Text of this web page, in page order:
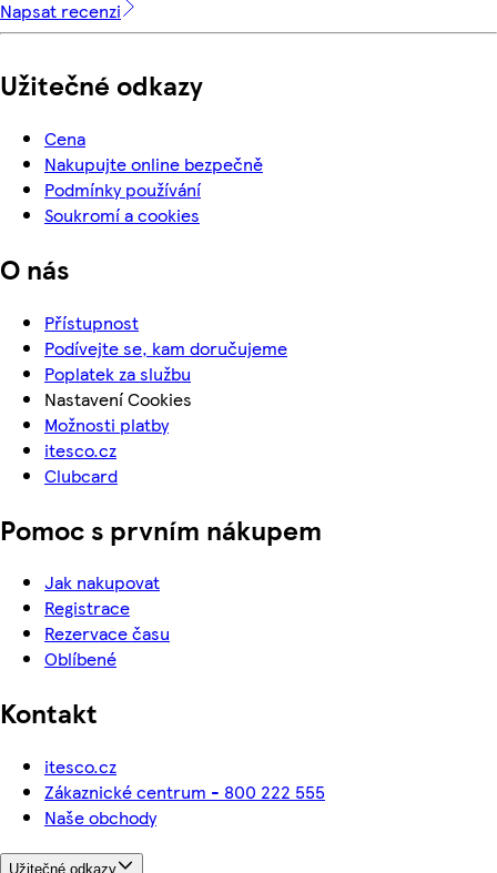
Napsat recenzi
Užitečné odkazy
Cena
Nakupujte online bezpečně
Podmínky používání
Soukromí a cookies
O nás
Přístupnost
Podívejte se, kam doručujeme
Poplatek za službu
Nastavení Cookies
Možnosti platby
itesco.cz
Clubcard
Pomoc s prvním nákupem
Jak nakupovat
Registrace
Rezervace času
Oblíbené
Kontakt
itesco.cz
Zákaznické centrum - 800 222 555
Naše obchody
Užitečné odkazy